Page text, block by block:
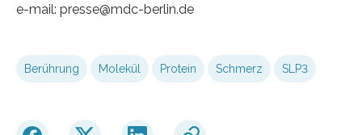
e-mail: presse@mdc-berlin.de
Berührung Molekül Protein Schmerz SLP3